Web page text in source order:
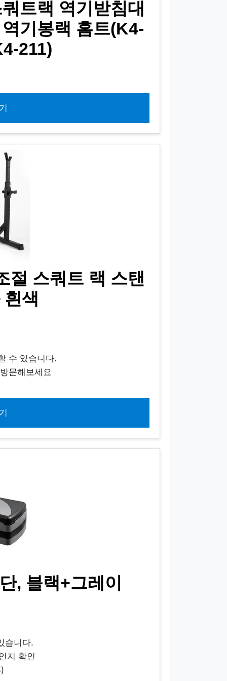
트랙 역기받침대
기봉랙 홈트(K4-
211)
절 스쿼트 랙 스탠
색
수 있습니다.
문해보세요
, 블랙+그레이
습니다.
지 확인